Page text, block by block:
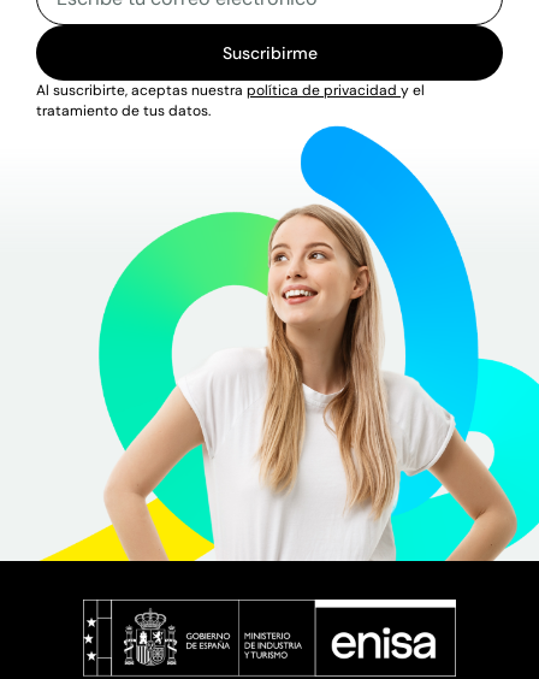
Suscribirme
Al suscribirte, aceptas nuestrapolítica de privacidady el
tratamiento de tus datos.